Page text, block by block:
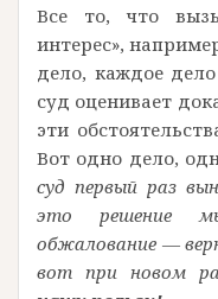
Все то, что
интерес»,
дело, каждое
суд оценивает
эти
Вот одно дело,
суд первый раз
это решение
обжалование —
вот при новом